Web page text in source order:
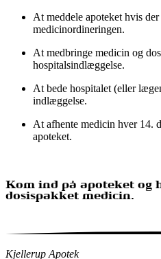
At meddele apoteket hvis
medicinordineringen.
At medbringe medicin og
hospitalsindlæggelse.
At bede hospitalet (eller
ind­læggelse.
At afhente medicin hver 14.
apoteket.
Kom ind på apoteket og
dosispakket medicin.
Kjellerup Apotek